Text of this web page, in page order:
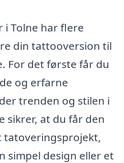
Tolne har flere
din tattooversion til
For det første får du
og erfarne
trenden og stilen i
sikrer, at du får den
tatoveringsprojekt,
simpel design eller et